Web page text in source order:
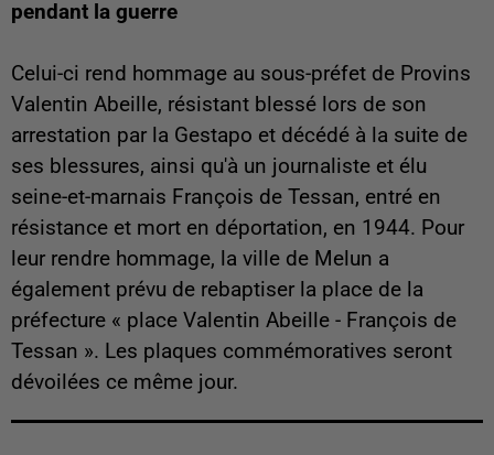
pendant la guerre
Celui-ci rend hommage au sous-préfet de Provins
Valentin Abeille, résistant blessé lors de son
arrestation par la Gestapo et décédé à la suite de
ses blessures, ainsi qu'à un journaliste et élu
seine-et-marnais François de Tessan, entré en
résistance et mort en déportation, en 1944. Pour
leur rendre hommage, la ville de Melun a
également prévu de rebaptiser la place de la
préfecture « place Valentin Abeille - François de
Tessan ». Les plaques commémoratives seront
dévoilées ce même jour.